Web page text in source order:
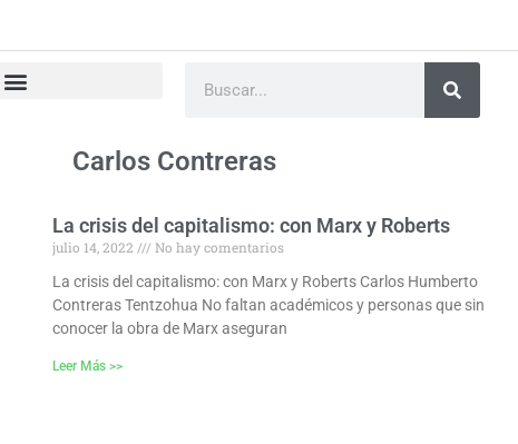
Carlos Contreras
La crisis del capitalismo: con Marx y Roberts
julio 14, 2022
No hay comentarios
La crisis del capitalismo: con Marx y Roberts Carlos Humberto
Contreras Tentzohua No faltan académicos y personas que sin
conocer la obra de Marx aseguran
Leer Más >>
Página
Página
Página